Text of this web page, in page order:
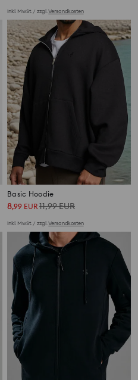
inkl. MwSt. / zzgl.Versandkosten
Basic Hoodie
8,99 EUR11,99EUR
inkl. MwSt. / zzgl.Versandkosten